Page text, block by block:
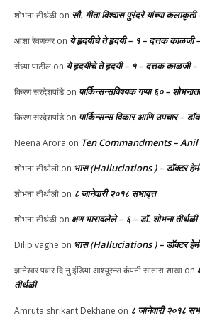
शोभना तीर्थळी on सौ. गीता विश्वास पुरंदरे यांच्या कलाकृती
आशा रेवणकरon ये हृदयीचे ते हृदयी – १ – दत्तक काळजी
संध्या पाटील on ये हृदयीचे ते हृदयी – १ – दत्तक काळजी
किरण सरदेशपांडेon पार्किन्सन्सविषयक गप्पा ६० –
किरण सरदेशपांडेon पार्किन्सन्स विकार आणि उपचार –
Neena Arora on Ten Commandments –
शोभना तीर्थाली on भास (Halluciations ) – डॉक्टर
शोभना तीर्थाली on ८ जानेवारी २०१८ सभावृत्त
शोभना तीर्थळी on क्षण भारावलेले – ६ – डॉ. शोभना तीर्थळी
Dilip vaghe on भास (Halluciations ) – डॉक्टर
ज्ञानेश्वर पवार दि नु इंडिया आश्यूरन्स कंपनी सातारा शाखा on
तीर्थळी
Amruta shrikant Dekhane on ८ जानेवारी २०१८